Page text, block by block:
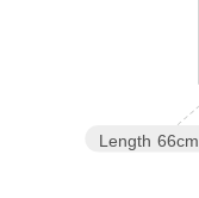
Length 66cm